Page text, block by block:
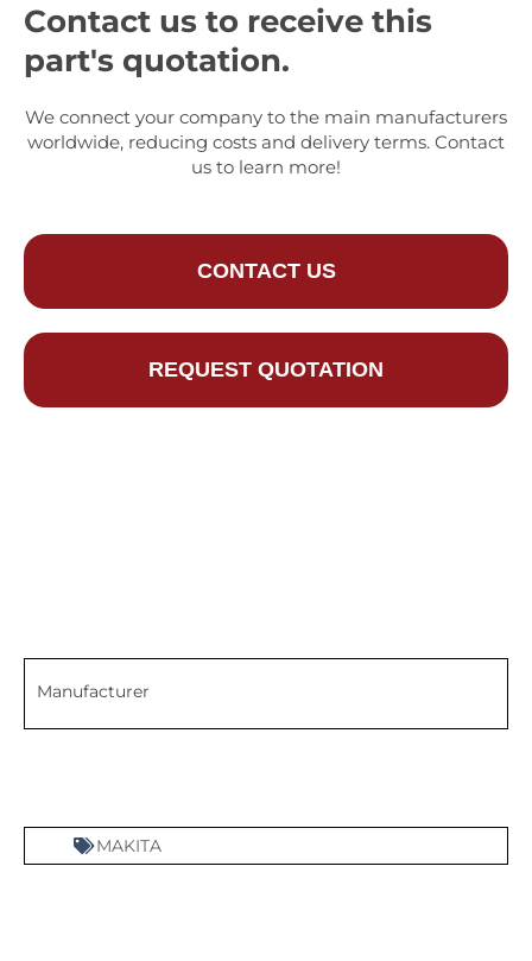
Contact us to receive this
part's quotation.
We connect your company to the main manufacturers
worldwide, reducing costs and delivery terms. Contact
us to learn more!
CONTACT US
REQUEST QUOTATION
Manufacturer
MAKITA